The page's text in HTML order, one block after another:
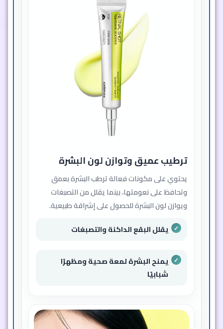
ترطيب عميق وتوازن لون البشرة
يحتوي على مكونات فعالة ترطب البشرة بعمق
وتحافظ على نعومتها، بينما يقلل من التصبغات
ويوازن لون البشرة للحصول على إشراقة طبيعية.
يقلل البقع الداكنة والتصبغات
يمنح البشرة لمعة صحية ومظهرًا
شبابيًا